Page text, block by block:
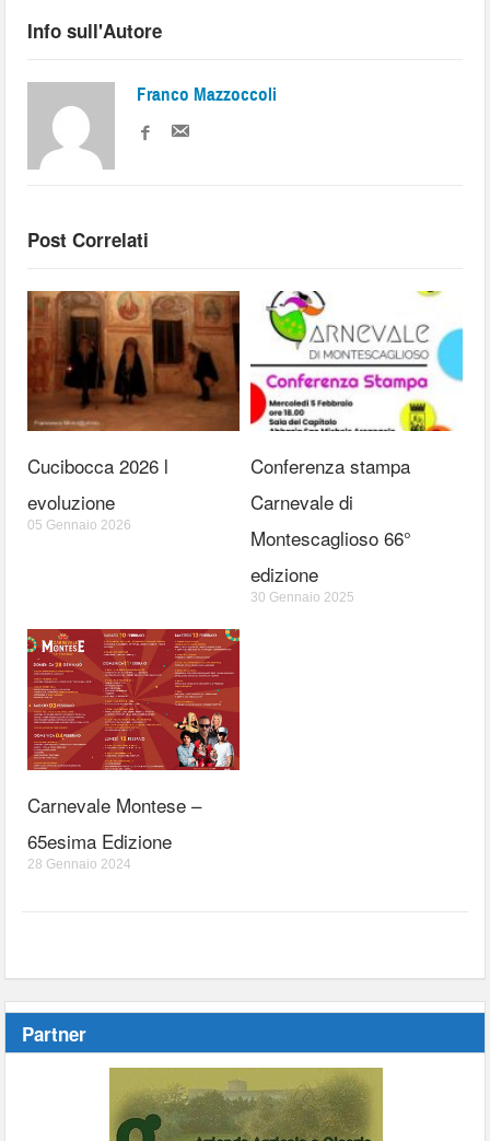
Info sull'Autore
Franco Mazzoccoli
Post Correlati
Cucibocca 2026 l
evoluzione
05 Gennaio 2026
Conferenza stampa
Carnevale di
Montescaglioso 66°
edizione
30 Gennaio 2025
Carnevale Montese –
65esima Edizione
28 Gennaio 2024
Partner